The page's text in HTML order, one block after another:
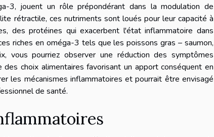
3, jouent un rôle prépondérant dans la modulation de
rétractile, ces nutriments sont loués pour leur capacité à
des protéines qui exacerbent l'état inflammatoire dans
riches en oméga-3 tels que les poissons gras – saumon,
vous pourriez observer une réduction des symptômes
choix alimentaires favorisant un apport conséquent en
les mécanismes inflammatoires et pourrait être envisagé
de santé.